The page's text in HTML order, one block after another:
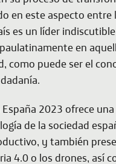
en este aspecto entre
es un líder
en
como puede ser el
2023 ofrece
de la sociedad
y también
4.0 o los drones, así